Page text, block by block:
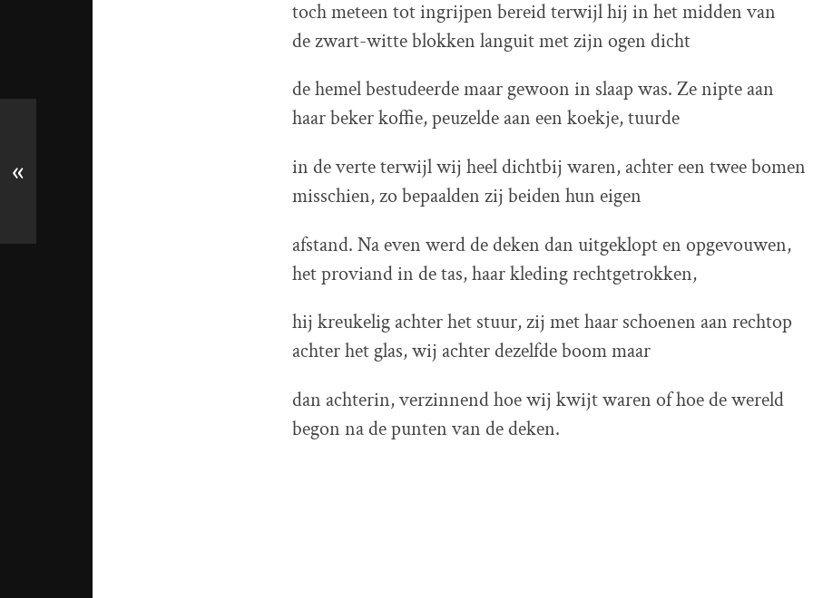
toch meteen tot ingrijpen bereid terwijl hij in het midden van
de zwart-witte blokken languit met zijn ogen dicht
de hemel bestudeerde maar gewoon in slaap was. Ze nipte aan
haar beker koffie, peuzelde aan een koekje, tuurde
in de verte terwijl wij heel dichtbij waren, achter een twee bomen
misschien, zo bepaalden zij beiden hun eigen
afstand. Na even werd de deken dan uitgeklopt en opgevouwen,
het proviand in de tas, haar kleding rechtgetrokken,
hij kreukelig achter het stuur, zij met haar schoenen aan rechtop
achter het glas, wij achter dezelfde boom maar
dan achterin, verzinnend hoe wij kwijt waren of hoe de wereld
begon na de punten van de deken.
«